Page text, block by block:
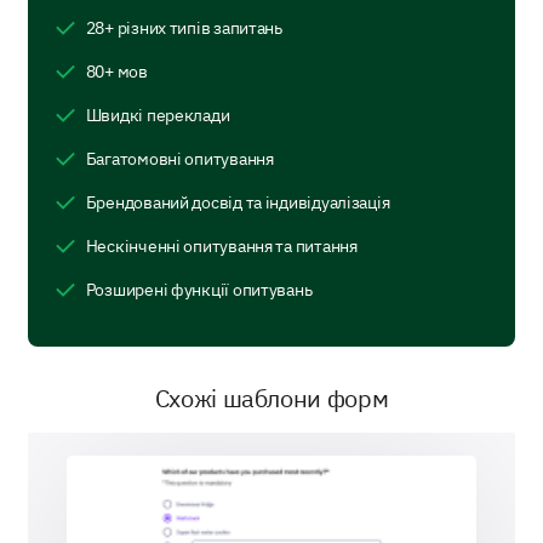
Relevance to you
Please provide any specific feedback on the
content of the advertisement.
advertisement had on your perception of our brand
Has the advertisement influenced your
actions? Check all that apply:
28+ різних типів запитань
80+ мов
Швидкі переклади
Багатомовні опитування
Брендований досвід та індивідуалізація
Нескінченні опитування та питання
Розширені функції опитувань
Схожі шаблони форм